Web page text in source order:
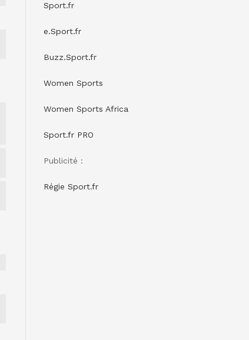
Sport.fr
e.Sport.fr
Buzz.Sport.fr
Women Sports
Women Sports Africa
Sport.fr PRO
Publicité :
Régie Sport.fr